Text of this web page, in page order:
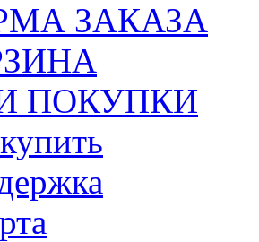
ЗАКАЗА
ПОКУПКИ